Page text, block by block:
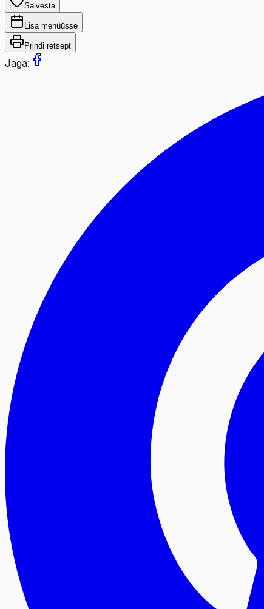
Salvesta
Lisa menüüsse
Prindi retsept
Jaga: